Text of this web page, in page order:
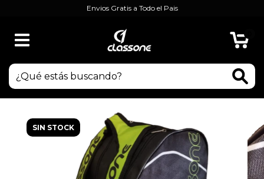
Envios Gratis a Todo el Pais
SIN STOCK